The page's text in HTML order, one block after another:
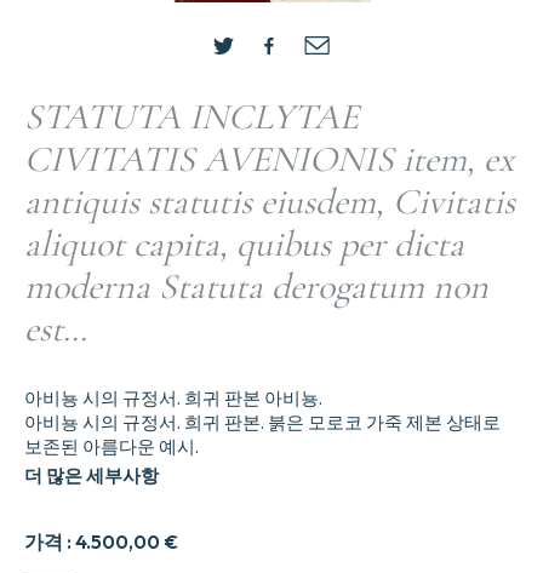
STATUTA INCLYTAE
CIVITATIS AVENIONIS item, ex
antiquis statutis eiusdem, Civitatis
aliquot capita, quibus per dicta
moderna Statuta derogatum non
est…
가격 :4.500,00 €
아비뇽 시의 규정서. 희귀 판본 아비뇽.
아비뇽 시의 규정서. 희귀 판본. 붉은 모로코 가죽 제본 상태로
보존된 아름다운 예시.
더 많은 세부사항